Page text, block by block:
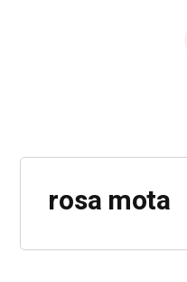
rosa mota